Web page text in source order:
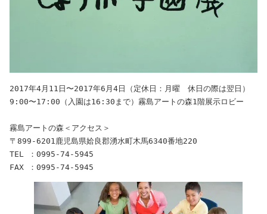
2017年4月11日〜2017年6月4日（定休日：月曜　休日の際は翌日）
9:00〜17:00（入園は16:30まで）霧島アートの森1階展示ロビー
霧島アートの森＜アクセス＞
〒899-6201鹿児島県姶良郡湧水町木馬6340番地220
TEL ：0995-74-5945
FAX ：0995-74-5945